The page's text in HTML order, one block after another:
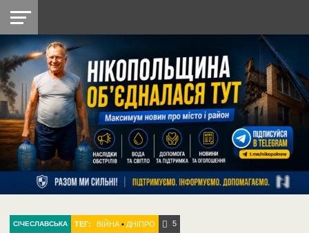
НІКОПОЛЬ
РАЙОН
СІЧЕСЛАВСЬКА
УКРАЇНА
РЕТРО
НІКОПОЛЬ
ЛАЙТ
УКРАЇНА
ДОПОМОГА
РАДІО
СІЧЕСЛАВСЬКА ТЕГ: ВІЙНА • ДНІПРО 5